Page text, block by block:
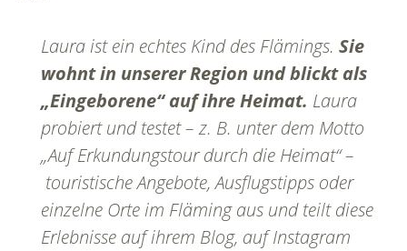
Laura ist ein echtes Kind des Flämings. Sie
wohnt in unserer Region und blickt als
„Eingeborene“ auf ihre Heimat. Laura
probiert und testet – z. B. unter dem Motto
„Auf Erkundungstour durch die Heimat“ –
touristische Angebote, Ausflugstipps oder
einzelne Orte im Fläming aus und teilt diese
Erlebnisse auf ihrem Blog, auf Instagram